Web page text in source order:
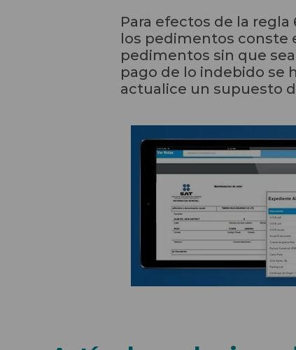
Para efectos de la regla
los pedimentos conste
pedimentos sin que
pago de lo indebido se
actualice un supuesto